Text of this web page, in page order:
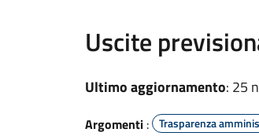
Uscite
Ultimo aggiornamento: 25
Argomenti : Trasparenza